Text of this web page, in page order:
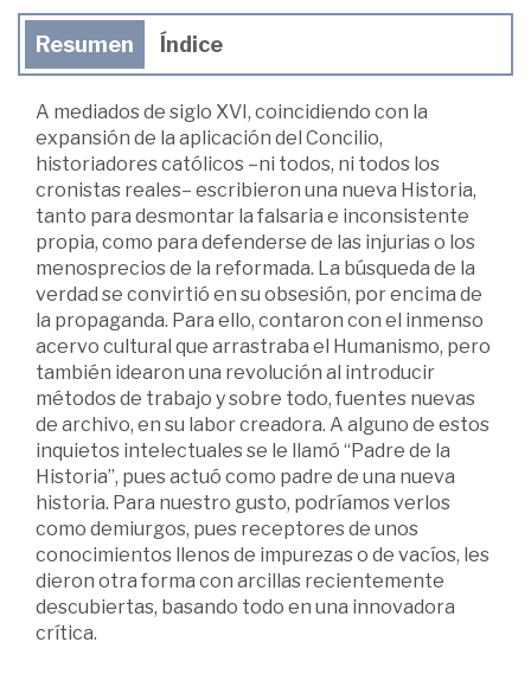
Resumen Índice
A mediados de siglo XVI, coincidiendo con la
expansión de la aplicación del Concilio,
historiadores católicos –ni todos, ni todos los
cronistas reales– escribieron una nueva Historia,
tanto para desmontar la falsaria e inconsistente
propia, como para defenderse de las injurias o los
menosprecios de la reformada. La búsqueda de la
verdad se convirtió en su obsesión, por encima de
la propaganda. Para ello, contaron con el inmenso
acervo cultural que arrastraba el Humanismo, pero
también idearon una revolución al introducir
métodos de trabajo y sobre todo, fuentes nuevas
de archivo, en su labor creadora. A alguno de estos
inquietos intelectuales se le llamó “Padre de la
Historia”, pues actuó como padre de una nueva
historia. Para nuestro gusto, podríamos verlos
como demiurgos, pues receptores de unos
conocimientos llenos de impurezas o de vacíos, les
dieron otra forma con arcillas recientemente
descubiertas, basando todo en una innovadora
crítica.